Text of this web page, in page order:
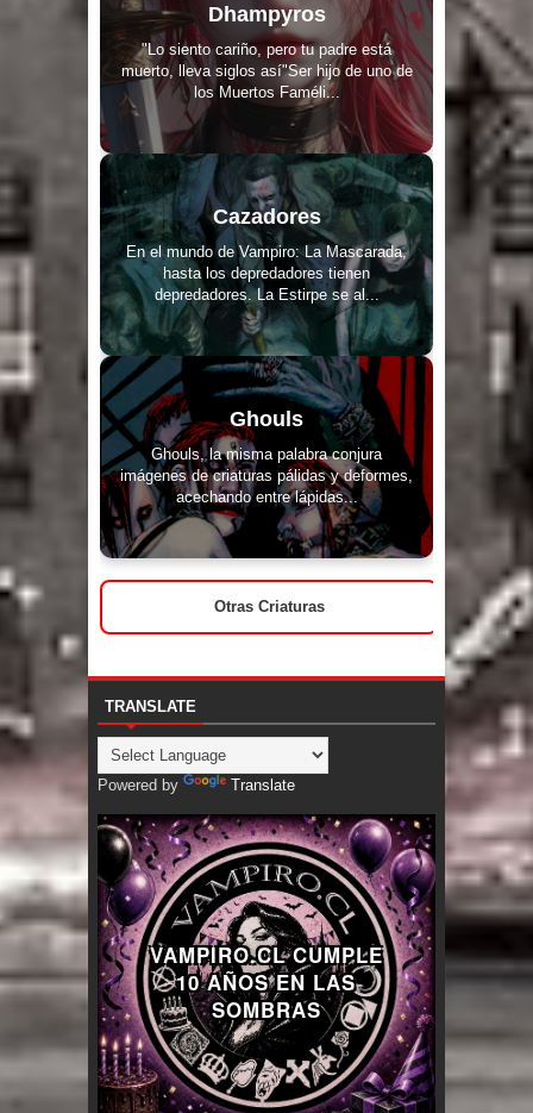
Dhampyros
"Lo siento cariño, pero tu padre está
muerto, lleva siglos así"Ser hijo de uno de
los Muertos Faméli...
Cazadores
En el mundo de Vampiro: La Mascarada,
hasta los depredadores tienen
depredadores. La Estirpe se al...
Ghouls
Ghouls, la misma palabra conjura
imágenes de criaturas pálidas y deformes,
acechando entre lápidas...
Otras Criaturas
TRANSLATE
Powered by Translate
VAMPIRO.CL CUMPLE
10 AÑOS EN LAS
SOMBRAS